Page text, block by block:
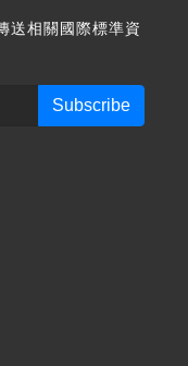
送相關國際標準資
Subscribe